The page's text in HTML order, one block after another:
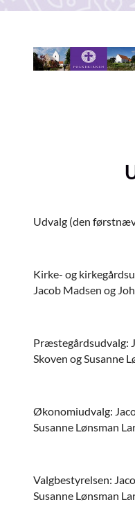
Udvalg (den
Kirke- og
Jacob Madsen og
Præstegårdsudvalg:
Skoven og Susanne
Økonomiudvalg:
Susanne Lønsman
Valgbestyrelsen:
Susanne Lønsman